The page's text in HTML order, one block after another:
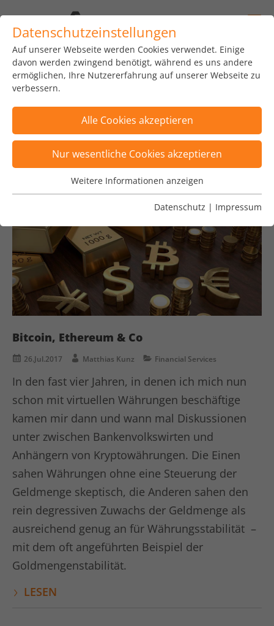
home news insights blog
Posts sind nach Tags "Cloud, Kryptowährung"
×
Bitcoin, Ethereum & Co
26.Jul.2017 Matthias Kunz Financial Services
In den fast vier Jahren, in denen ich mich nun
schon mit virtuellen Währungen beschäftige
kamen mir dann und wann mal Diskussionen
unter zwischen Bankenvolkswirten und
Anhängern von Kryptowährungen. Die Einen
sahen Währungen ohne eine Steuerung der
Geldmenge skeptisch, die Anderen sahen den
rein degressiven Zuwachs der Geldmenge als
ausreichend genug an für Währungsstabilität –
mit dem oft angeführten Beispiel der
Goldmengenstabilität.
LESEN
Datenschutzeinstellungen
Auf unserer Webseite werden Cookies verwendet. Einige
davon werden zwingend benötigt, während es uns andere
ermöglichen, Ihre Nutzererfahrung auf unserer Webseite zu
verbessern.
Alle Cookies akzeptieren
Nur wesentliche Cookies akzeptieren
Wesentliche Cookies
Wesentliche Cookies werden für grundlegende
gewährleistet, dass die Webseite einwandfrei
funktioniert.
Name fe_typo_user
Anbieter TYPO3
Zweck
Cookie von TYPO3. Es speichert im falle
mithilfe derer der eingelochte user
wiedererkannt wird um ihm Zugang zu
geschützten Bereichen zu gewähren.
Name PHPSESSID
Anbieter php
Laufzeit Ende der Sitzung
PHPs Standard Sitzungs Identifikation
(nur für Administratoren relevant)
Cookie-Informationen anzeigen
Analytics & Performance
Diese Gruppe beinhaltet alle Skripte für analytisches
allgemeine Performance der Benutzer verbessern.
Anbieter Google Ads
Laufzeit 1 Jahr
Zweck
erweiterten Script- und
Ereignisbehandlung.
Name _gid
Google Analytics
Laufzeit 1 Tag
Weitere Informationen anzeigen
Datenschutz | Impressum